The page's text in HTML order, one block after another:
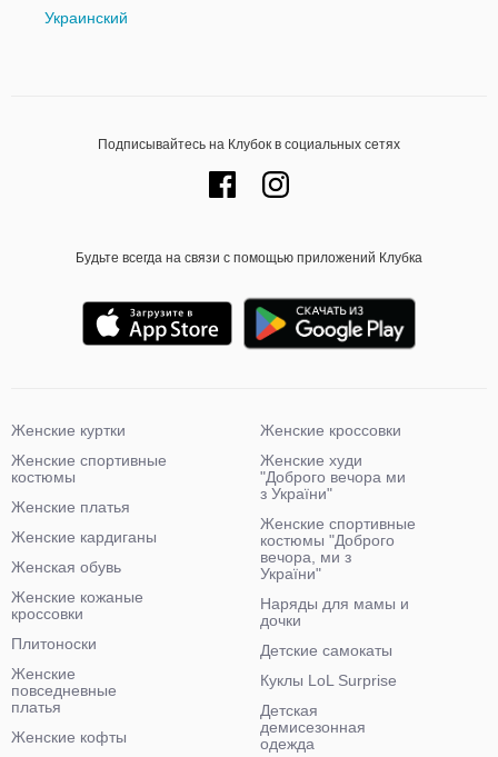
Украинский
Подписывайтесь на Клубок в социальных сетях
Будьте всегда на связи с помощью приложений Клубка
Женские куртки
Женские спортивные
костюмы
Женские платья
Женские кардиганы
Женская обувь
Женские кожаные
кроссовки
Плитоноски
Женские
повседневные
платья
Женские кофты
Женские кроссовки
Женские худи
"Доброго вечора ми
з України"
Женские спортивные
костюмы "Доброго
вечора, ми з
України"
Наряды для мамы и
дочки
Детские самокаты
Куклы LoL Surprise
Детская
демисезонная
одежда